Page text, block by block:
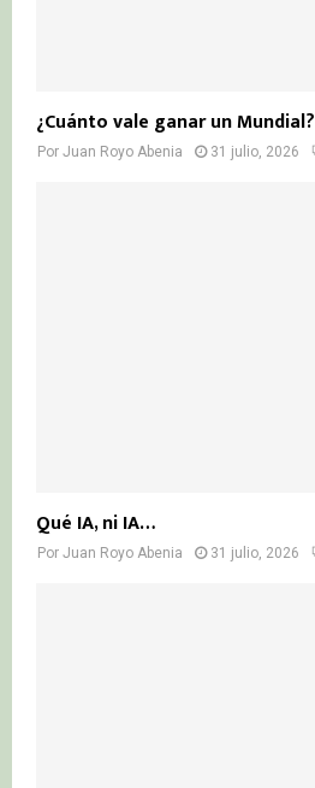
¿Cuánto vale ganar un Mundial?
Por Juan Royo Abenia 31 julio, 2026
Qué IA, ni IA…
Por Juan Royo Abenia 31 julio, 2026